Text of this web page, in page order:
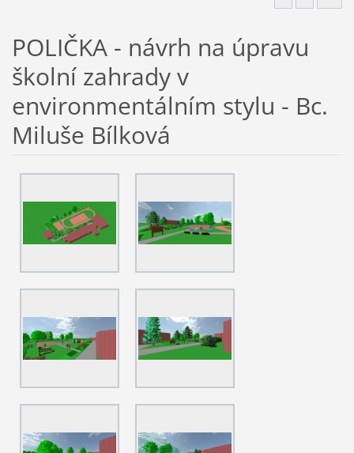
POLIČKA - návrh na úpravu
školní zahrady v
environmentálním stylu - Bc.
Miluše Bílková